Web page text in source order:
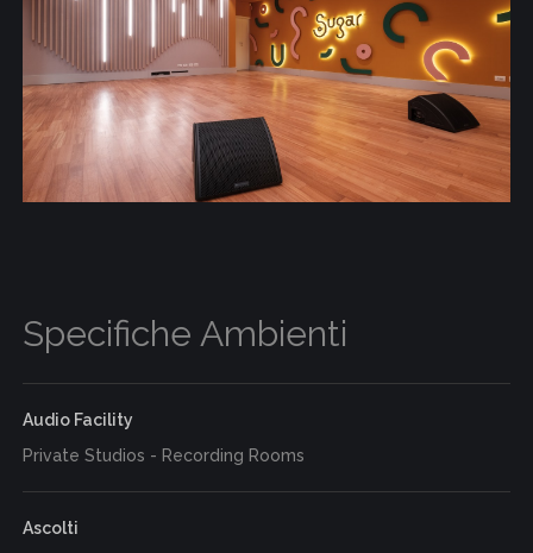
Specifiche Ambienti
Audio Facility
Private Studios - Recording Rooms
Ascolti